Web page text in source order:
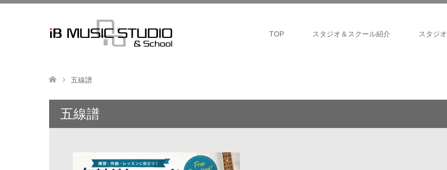
TOP スタジオ＆スクール紹介 スタジオ
五線譜
五線譜